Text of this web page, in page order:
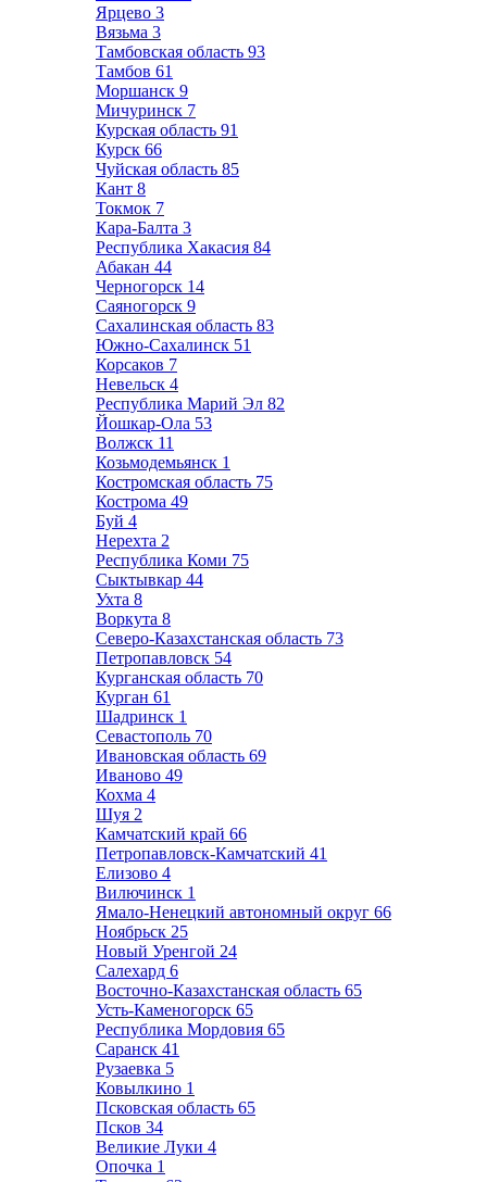
Ярцево 3
Вязьма 3
Тамбовская область 93
Тамбов 61
Моршанск 9
Мичуринск 7
Курская область 91
Курск 66
Чуйская область 85
Кант 8
Токмок 7
Кара-Балта 3
Республика Хакасия 84
Абакан 44
Черногорск 14
Саяногорск 9
Сахалинская область 83
Южно-Сахалинск 51
Корсаков 7
Невельск 4
Республика Марий Эл 82
Йошкар-Ола 53
Волжск 11
Козьмодемьянск 1
Костромская область 75
Кострома 49
Буй 4
Нерехта 2
Республика Коми 75
Сыктывкар 44
Ухта 8
Воркута 8
Северо-Казахстанская область 73
Петропавловск 54
Курганская область 70
Курган 61
Шадринск 1
Севастополь 70
Ивановская область 69
Иваново 49
Кохма 4
Шуя 2
Камчатский край 66
Петропавловск-Камчатский 41
Елизово 4
Вилючинск 1
Ямало-Ненецкий автономный округ 66
Ноябрьск 25
Новый Уренгой 24
Салехард 6
Восточно-Казахстанская область 65
Усть-Каменогорск 65
Республика Мордовия 65
Саранск 41
Рузаевка 5
Ковылкино 1
Псковская область 65
Псков 34
Великие Луки 4
Опочка 1